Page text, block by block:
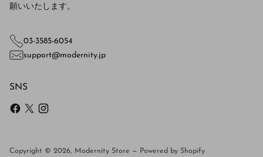
願いいたします。
03-3585-6054
support@modernity.jp
SNS
Copyright © 2026, Modernity Store — Powered by Shopify